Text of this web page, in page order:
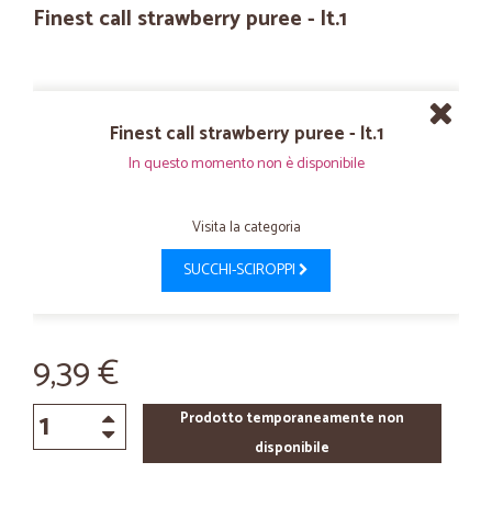
Finest call strawberry puree - lt.1
Finest call strawberry puree - lt.1
In questo momento non è disponibile
Visita la categoria
SUCCHI-SCIROPPI
9,39 €
Prodotto temporaneamente non
disponibile